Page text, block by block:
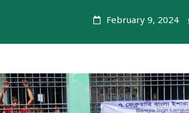
February 9, 2024